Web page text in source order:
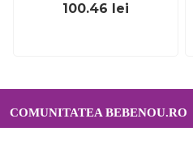
100.46 lei
COMUNITATEA BEBENOU.RO